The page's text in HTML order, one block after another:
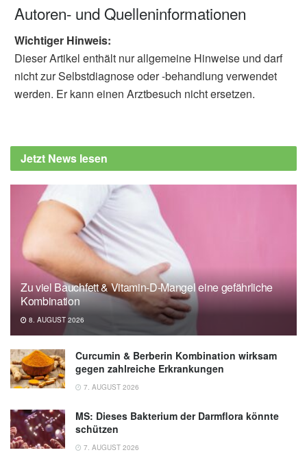
Autoren- und Quelleninformationen
Wichtiger Hinweis:
Dieser Artikel enthält nur allgemeine Hinweise und darf
nicht zur Selbstdiagnose oder -behandlung verwendet
werden. Er kann einen Arztbesuch nicht ersetzen.
Jetzt News lesen
Zu viel Bauchfett & Vitamin-D-Mangel eine gefährliche
Kombination
8. AUGUST 2026
Curcumin & Berberin Kombination wirksam
gegen zahlreiche Erkrankungen
7. AUGUST 2026
MS: Dieses Bakterium der Darmflora könnte
schützen
7. AUGUST 2026